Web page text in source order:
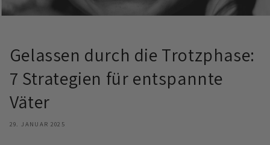
Gelassen durch die Trotzphase:
7 Strategien für entspannte
Väter
29. JANUAR 2025